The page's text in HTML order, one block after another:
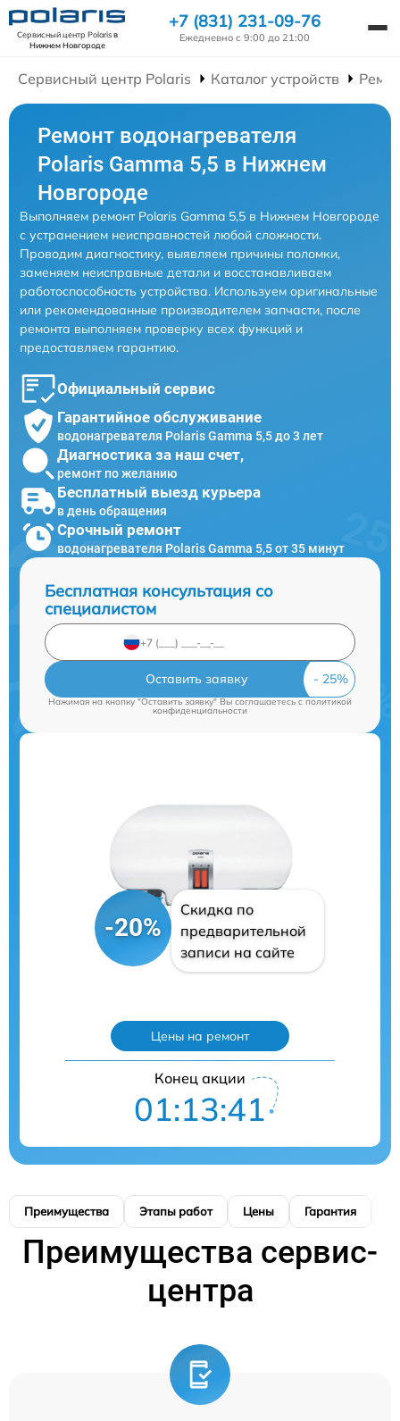
Сервисный центр Polarisв
Нижнем Новгороде
+7 (831) 231-09-76
Ежедневно с 9:00 до 21:00
Сервисный центр Polaris Каталог устройств
Ремонт водонагревателя
Polaris Gamma 5,5 в Нижнем
Новгороде
Выполняем ремонт Polaris Gamma 5,5 в Нижнем Новгороде
с устранением неисправностей любой сложности.
Проводим диагностику, выявляем причины поломки,
заменяем неисправные детали и восстанавливаем
работоспособность устройства. Используем оригинальные
или рекомендованные производителем запчасти, после
ремонта выполняем проверку всех функций и
предоставляем гарантию.
Официальный сервис
Гарантийное обслуживание
водонагревателя Polaris Gamma 5,5 до 3 лет
Диагностика за наш счет,
ремонт по желанию
Бесплатный выезд курьера
в день обращения
Срочный ремонт
водонагревателя Polaris Gamma 5,5 от 35 минут
Бесплатная консультация со
специалистом
Оставить заявку
Нажимая на кнопку "Оставить заявку" Вы соглашаетесь cполитикой
конфиденциальности
-20%
Скидка по
предварительной
записи на сайте
Цены на ремонт
Конец акции
01:13:40
Преимущества Этапы работ Цены Гарантия
Преимущества сервис-
центра